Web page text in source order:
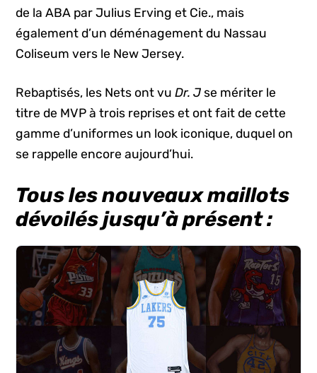
de la ABA par Julius Erving et Cie., mais
également d’un déménagement du Nassau
Coliseum vers le New Jersey.
Rebaptisés, les Nets ont vuDr. J se mériter le
titre de MVP à trois reprises et ont fait de cette
gamme d’uniformes un look iconique, duquel on
se rappelle encore aujourd’hui.
Tous les nouveaux maillots
dévoilés jusqu’à présent :